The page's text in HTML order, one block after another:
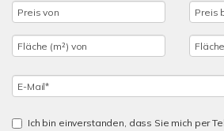
Ich bin einverstanden, dass Sie mich per